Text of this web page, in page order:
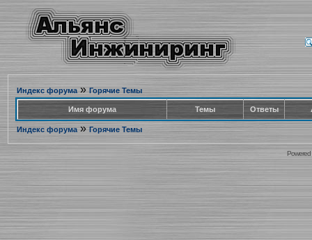
Индекс форума» Горячие Темы
Имя форума Темы Ответы
Индекс форума» Горячие Темы